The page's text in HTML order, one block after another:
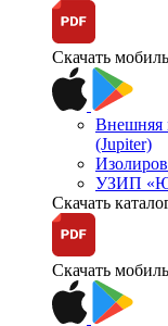
Скачать
Внешняя
(Jupiter)
УЗИП
Скачать
Скачать